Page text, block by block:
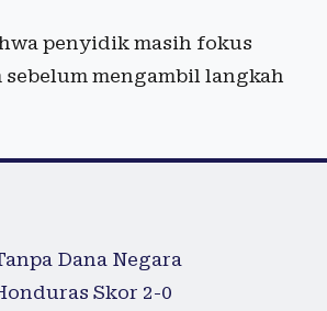
penyidik masih fokus
mengambil langkah
Dana Negara
Skor 2-0